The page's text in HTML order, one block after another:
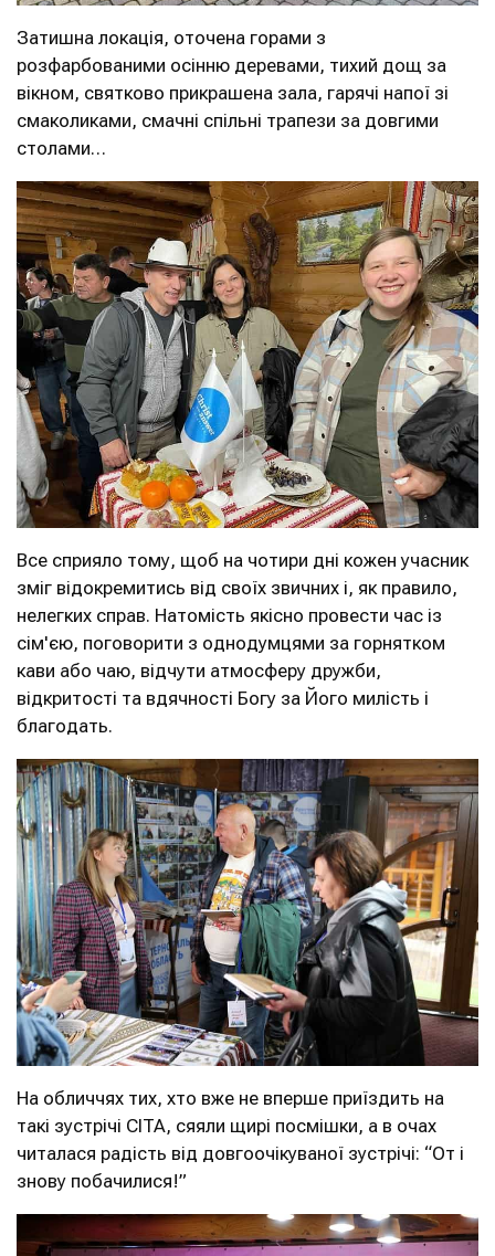
Затишна локація, оточена горами з
розфарбованими осінню деревами, тихий дощ за
вікном, святково прикрашена зала, гарячі напої зі
смаколиками, смачні спільні трапези за довгими
столами…
Все сприяло тому, щоб на чотири дні кожен учасник
зміг відокремитись від своїх звичних і, як правило,
нелегких справ. Натомість якісно провести час із
сім'єю, поговорити з однодумцями за горнятком
кави або чаю, відчути атмосферу дружби,
відкритості та вдячності Богу за Його милість і
благодать.
На обличчях тих, хто вже не вперше приїздить на
такі зустрічі CITA, сяяли щирі посмішки, а в очах
читалася радість від довгоочікуваної зустрічі: “От і
знову побачилися!”